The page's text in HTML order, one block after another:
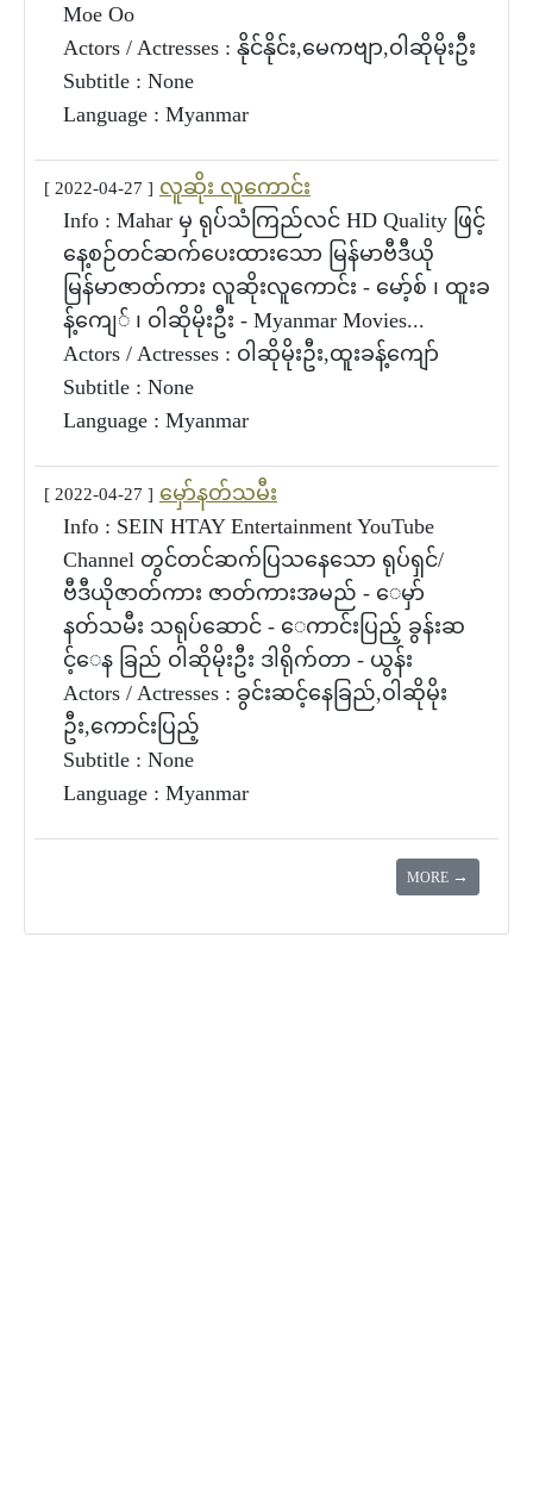
Moe Oo
Actors / Actresses : နိုင်နိုင်း,မေကဗျာ,ဝါဆိုမိုးဦး
Subtitle : None
Language : Myanmar
[ 2022-04-27 ] လူဆိုး လူကောင်း
Info : Mahar မှ ရုပ်သံကြည်လင် HD Quality ဖြင့်
နေ့စဉ်တင်ဆက်ပေးထားသော မြန်မာဗီဒီယို
မြန်မာဇာတ်ကား လူဆိုးလူကောင်း - မော့်စ် ၊ ထူးခ
န့်ကျေ် ၊ ဝါဆိုမိုးဦး - Myanmar Movies...
Actors / Actresses : ဝါဆိုမိုးဦး,ထူးခန့်ကျော်
Subtitle : None
Language : Myanmar
[ 2022-04-27 ] မှော်နတ်သမီး
Info : SEIN HTAY Entertainment YouTube
Channel တွင်တင်ဆက်ပြသနေသော ရုပ်ရှင်/
ဗီဒီယိုဇာတ်ကား ဇာတ်ကားအမည် - ေမှာ်
နတ်သမီး သရုပ်ဆောင် - ေကာင်းပြည့် ခွန်းဆ
င့်ေန ခြည် ဝါဆိုမိုးဦး ဒါရိုက်တာ - ယွန်း
Actors / Actresses : ခွင်းဆင့်နေခြည်,ဝါဆိုမိုး
ဦး,ကောင်းပြည့်
Subtitle : None
Language : Myanmar
MORE →